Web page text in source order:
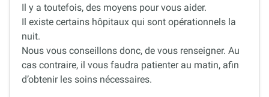
Il y a toutefois, des moyens pour vous aider.
Il existe certains hôpitaux qui sont opérationnels la
nuit.
Nous vous conseillons donc, de vous renseigner. Au
cas contraire, il vous faudra patienter au matin, afin
d’obtenir les soins nécessaires.